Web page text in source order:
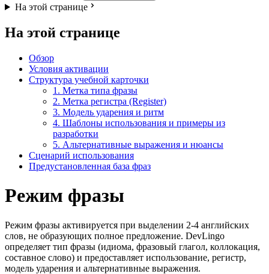
На этой странице
На этой странице
Обзор
Условия активации
Структура учебной карточки
1. Метка типа фразы
2. Метка регистра (Register)
3. Модель ударения и ритм
4. Шаблоны использования и примеры из
разработки
5. Альтернативные выражения и нюансы
Сценарий использования
Предустановленная база фраз
Режим фразы
Режим фразы активируется при выделении 2-4 английских
слов, не образующих полное предложение. DevLingo
определяет тип фразы (идиома, фразовый глагол, коллокация,
составное слово) и предоставляет использование, регистр,
модель ударения и альтернативные выражения.